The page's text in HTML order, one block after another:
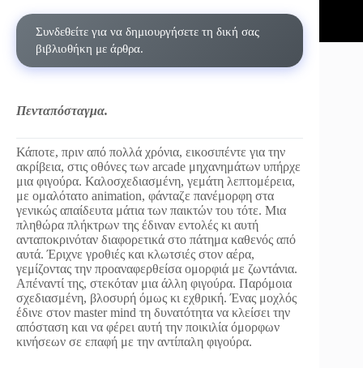
Συνδεθείτε για να δημιουργήσετε τη δική σας
βιβλιοθήκη με άρθρα.
Πενταπόσταγμα.
Κάποτε, πριν από πολλά χρόνια, εικοσιπέντε για την
ακρίβεια, στις οθόνες των arcade μηχανημάτων υπήρχε
μια φιγούρα. Καλοσχεδιασμένη, γεμάτη λεπτομέρεια,
με ομαλότατο animation, φάνταζε πανέμορφη στα
γενικώς απαίδευτα μάτια των παικτών του τότε. Μια
πληθώρα πλήκτρων της έδιναν εντολές κι αυτή
ανταποκρινόταν διαφορετικά στο πάτημα καθενός από
αυτά. Έριχνε γροθιές και κλωτσιές στον αέρα,
γεμίζοντας την προαναφερθείσα ομορφιά με ζωντάνια.
Απέναντί της, στεκόταν μια άλλη φιγούρα. Παρόμοια
σχεδιασμένη, βλοσυρή όμως κι εχθρική. Ένας μοχλός
έδινε στον master mind τη δυνατότητα να κλείσει την
απόσταση και να φέρει αυτή την ποικιλία όμορφων
κινήσεων σε επαφή με την αντίπαλη φιγούρα.